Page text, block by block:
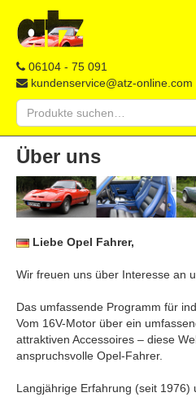
ATZ
Opel-
Ersatzteile
Restauration,
Reparatur
&
Ersatzteile
&
Onlineshop
06104 - 75 091
kundenservice@atz-online.com
Suche
nach:
Skip
to
content
Über uns
Liebe Opel Fahrer,
Wir freuen uns über Interesse an
Das umfassende Programm für
Vom 16V-Motor über ein
attraktiven Accessoires – diese
anspruchsvolle Opel-Fahrer.
Langjährige Erfahrung (seit 1976)